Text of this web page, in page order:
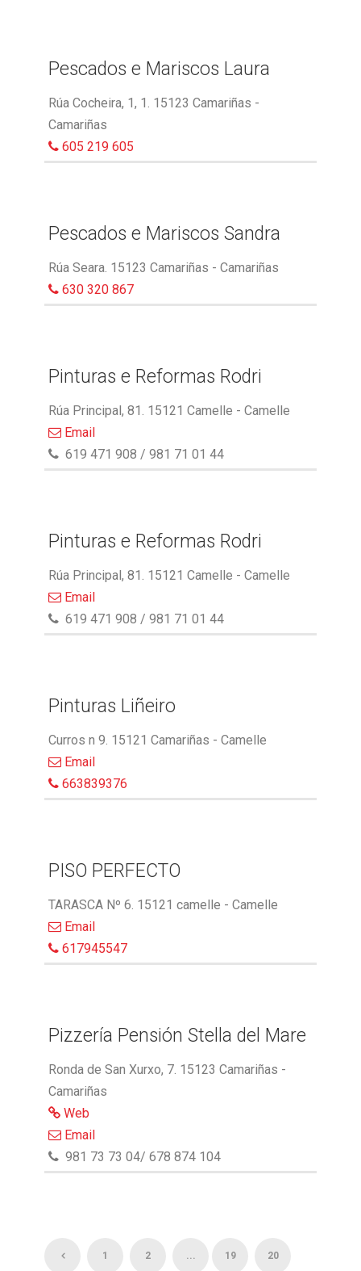
Pescados e Mariscos Laura
Rúa Cocheira, 1, 1. 15123 Camariñas -
Camariñas
605 219 605
Pescados e Mariscos Sandra
Rúa Seara. 15123 Camariñas - Camariñas
630 320 867
Pinturas e Reformas Rodri
Rúa Principal, 81. 15121 Camelle - Camelle
Email
619 471 908 / 981 71 01 44
Pinturas e Reformas Rodri
Rúa Principal, 81. 15121 Camelle - Camelle
Email
619 471 908 / 981 71 01 44
Pinturas Liñeiro
Curros n 9. 15121 Camariñas - Camelle
Email
663839376
PISO PERFECTO
TARASCA Nº 6. 15121 camelle - Camelle
Email
617945547
Pizzería Pensión Stella del Mare
Ronda de San Xurxo, 7. 15123 Camariñas -
Camariñas
Web
Email
981 73 73 04/ 678 874 104
1 2 ... 19 20